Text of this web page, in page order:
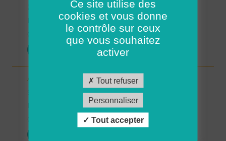
2B - Haute-Corse
Possibilité de CDI ou CDD
01/08/2026
AIDE SOIGNANT (H/F)
90 - Territoire de Belfort
Possibilité de CDI ou CDD
Ce site utilise des
cookies et vous donne
le contrôle sur ceux
que vous souhaitez
activer
Tout refuser
Personnaliser
Tout accepter